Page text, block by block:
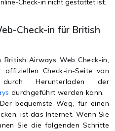
Check-in für British
British Airways Web Check-in
Check-in-Seite von
Herunterladen der
durchgeführt werden kann.
Der bequemste Weg, für einen
ist das Internet. Wenn Sie
Sie die folgenden Schritte